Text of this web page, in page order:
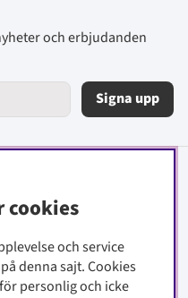
och erbjudanden
Signa upp
cookies
och service
denna sajt.Cookies
personlig och icke